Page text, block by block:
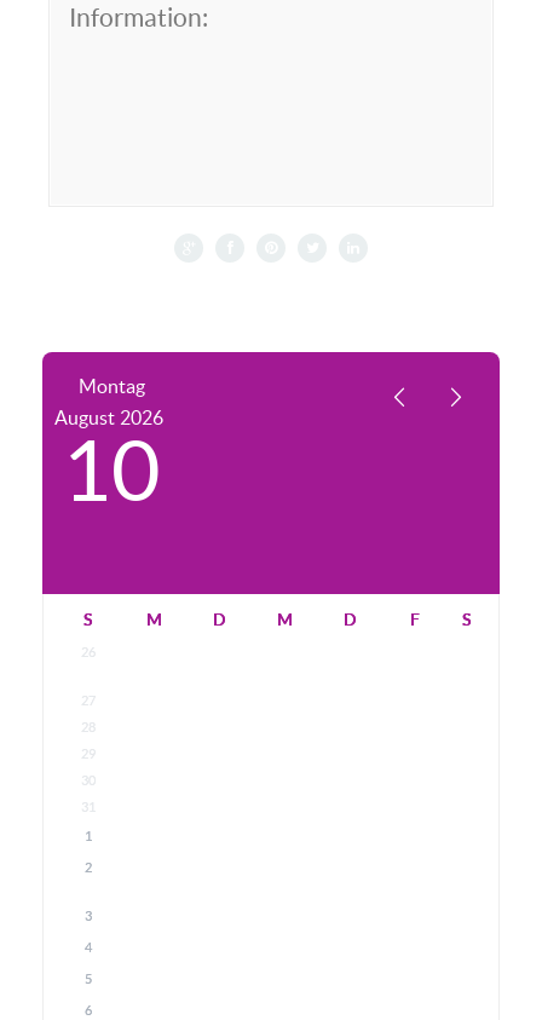
Information:
Montag
August 2026
10
S M D M D F S
26
27
28
29
30
31
1
2
3
4
5
6